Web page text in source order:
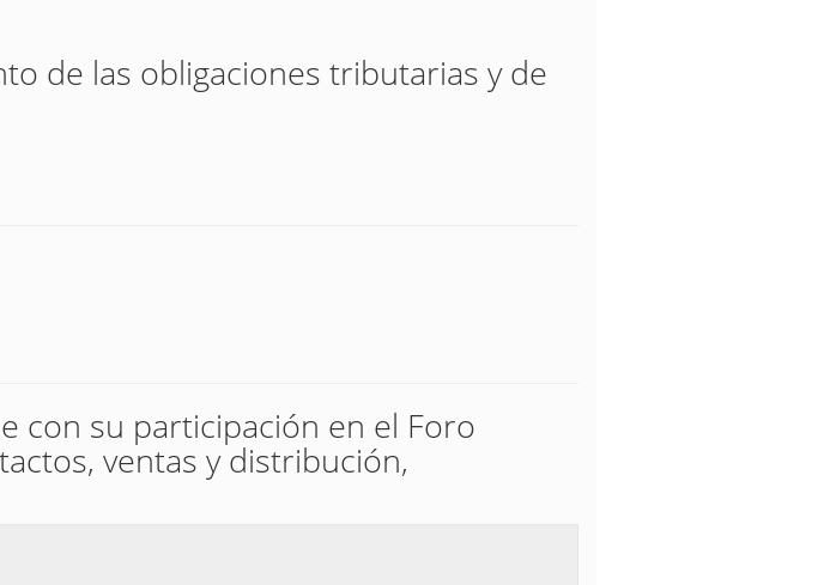
de las obligaciones tributarias y de
con su participación en el Foro
ventas y distribución,